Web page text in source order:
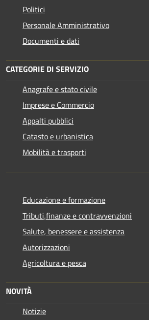
Politici
Personale Amministrativo
Documenti e dati
CATEGORIE DI SERVIZIO
Anagrafe e stato civile
Imprese e Commercio
Appalti pubblici
Catasto e urbanistica
Mobilità e trasporti
Educazione e formazione
Tributi,finanze e contravvenzioni
Salute, benessere e assistenza
Autorizzazioni
Agricoltura e pesca
NOVITÀ
Notizie